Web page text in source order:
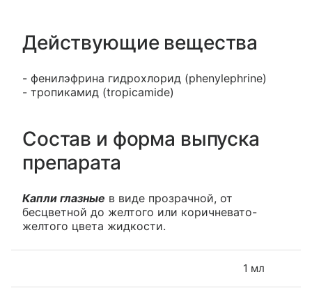
Действующие вещества
- фенилэфрина гидрохлорид (phenylephrine)
- тропикамид (tropicamide)
Состав и форма выпуска
препарата
Капли глазные в виде прозрачной, от
бесцветной до желтого или коричневато-
желтого цвета жидкости.
1 мл